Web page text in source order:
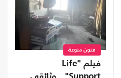
فنون منوعة
فيلم "Life